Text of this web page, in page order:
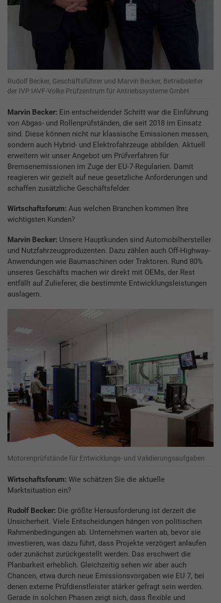
Rudolf Becker, Geschäftsführer und Marvin Becker, Betriebsleiter
der IVP IAVF-Volke Prüfzentrum für Antriebssysteme GmbH
Marvin Becker: Ein entscheidender Schritt war die Einführung
von Abgas- und Rollenprüfständen, die seit 2018 im Einsatz
sind. Diese können nicht nur klassische Emissionen messen,
sondern auch Hybrid- und Elektrofahrzeuge abbilden. Aktuell
erweitern wir unser Angebot um Prüfverfahren für
Bremsenemissionen im Zuge der EU-7-Regularien. Damit
reagieren wir gezielt auf neue gesetzliche Anforderungen und
schaffen zusätzliche Geschäftsfelder.
Wirtschaftsforum: Aus welchen Branchen kommen Ihre
wichtigsten Kunden?
Marvin Becker: Unsere Hauptkunden sind Automobilhersteller
und Nutzfahrzeugproduzenten. Dazu zählen auch Off-Highway-
Anwendungen wie Baumaschinen oder Traktoren. Rund 80%
unseres Geschäfts machen wir direkt mit OEMs, der Rest
entfällt auf Zulieferer, die bestimmte Entwicklungsleistungen
auslagern.
Motorenprüfstände für Entwicklungs- und Validierungsaufgaben
Wirtschaftsforum: Wie schätzen Sie die aktuelle
Marktsituation ein?
Rudolf Becker: Die größte He­rausforderung ist derzeit die
Unsicherheit. Viele Entscheidungen hängen von politischen
Rahmenbedingungen ab. Unternehmen warten ab, bevor sie
investieren, was dazu führt, dass Projekte verzögert anlaufen
oder zunächst zurückgestellt werden. Das erschwert die
Planbarkeit erheblich. Gleichzeitig sehen wir aber auch
Chancen, etwa durch neue Emissionsvorgaben wie EU 7, bei
denen externe Prüfdienstleister stärker gefragt sein werden.
Gerade in solchen Phasen zeigt sich, dass flexible und